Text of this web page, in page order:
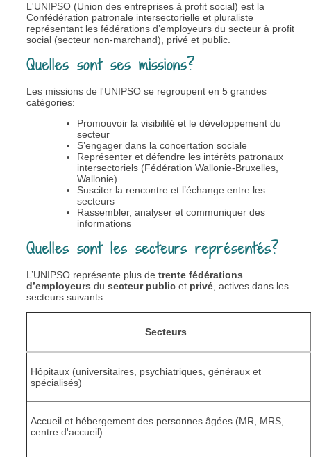
L'UNIPSO (Union des entreprises à profit social) est la
Confédération patronale intersectorielle et pluraliste
représentant les fédérations d’employeurs du secteur à profit
social (secteur non-marchand), privé et public.
Quelles sont ses missions?
Les missions de l'UNIPSO se regroupent en 5 grandes
catégories:
Promouvoir la visibilité et le développement du
secteur
S’engager dans la concertation sociale
Représenter et défendre les intérêts patronaux
intersectoriels (Fédération Wallonie-Bruxelles,
Wallonie)
Susciter la rencontre et l’échange entre les
secteurs
Rassembler, analyser et communiquer des
informations
Quelles sont les secteurs représentés?
L’UNIPSO représente plus de trente fédérations
d’employeurs du secteur public et privé, actives dans les
secteurs suivants :
Secteurs
Hôpitaux (universitaires, psychiatriques, généraux et
spécialisés)
Accueil et hébergement des personnes âgées (MR, MRS,
centre d'accueil)